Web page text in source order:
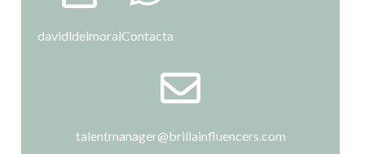
davidldelmoralContacta
talentmanager@brillainfluencers.com